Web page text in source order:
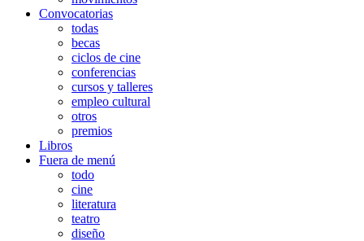
Convocatorias
todas
becas
ciclos de cine
conferencias
cursos y talleres
empleo cultural
otros
premios
Libros
Fuera de menú
todo
cine
literatura
teatro
diseño